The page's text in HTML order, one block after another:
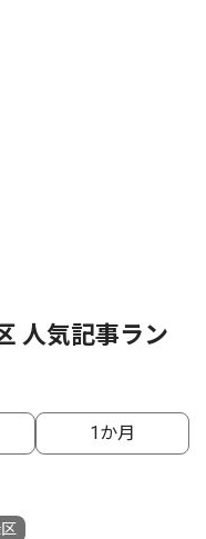
人気記事ラン
1か月